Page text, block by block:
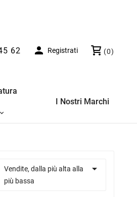
62  Registrati (0)
I Nostri Marchi
Vendite, dalla più alta alla
più bassa
